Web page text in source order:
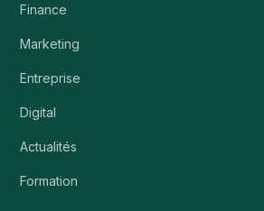
Finance
Marketing
Entreprise
Digital
Actualités
Formation